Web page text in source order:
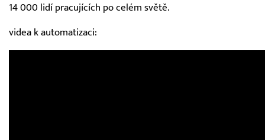
14 000 lidí pracujících po celém světě.
videa k automatizaci: